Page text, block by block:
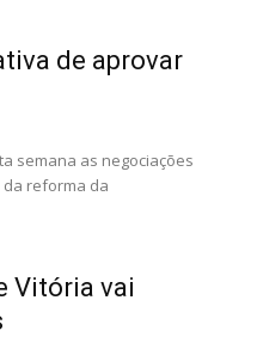
de aprovar
semana as negociações
reforma da
Vitória vai